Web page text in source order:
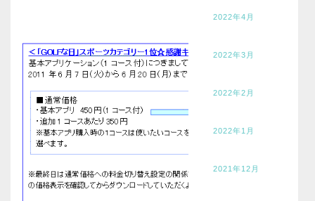
2022年4月
2022年3月
2022年2月
2022年1月
2021年12月